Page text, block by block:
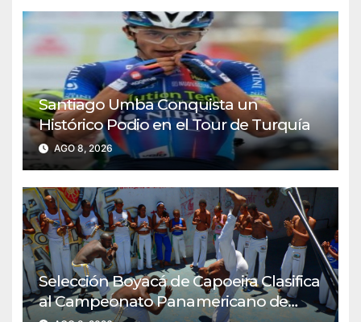
Santiago Umba Conquista un
Histórico Podio en el Tour de Turquía
AGO 8, 2026
Selección Boyacá de Capoeira Clasifica
al Campeonato Panamericano de